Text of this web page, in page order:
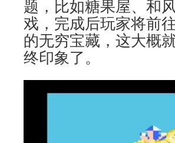
题，比如糖果屋、和
戏，完成后玩家将前
的无穷宝藏，这大概
终印象了。